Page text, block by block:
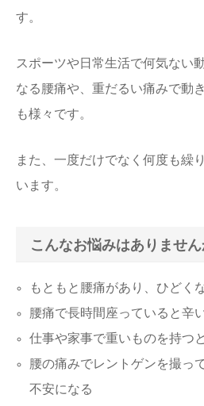
す。
スポーツや日常生活で何気ない
なる腰痛や、重だるい痛みで動
も様々です。
また、一度だけでなく何度も繰
います。
こんなお悩みはありません
もともと腰痛があり、ひどく
腰痛で長時間座っていると辛
仕事や家事で重いものを持つ
腰の痛みでレントゲンを撮っ
不安になる